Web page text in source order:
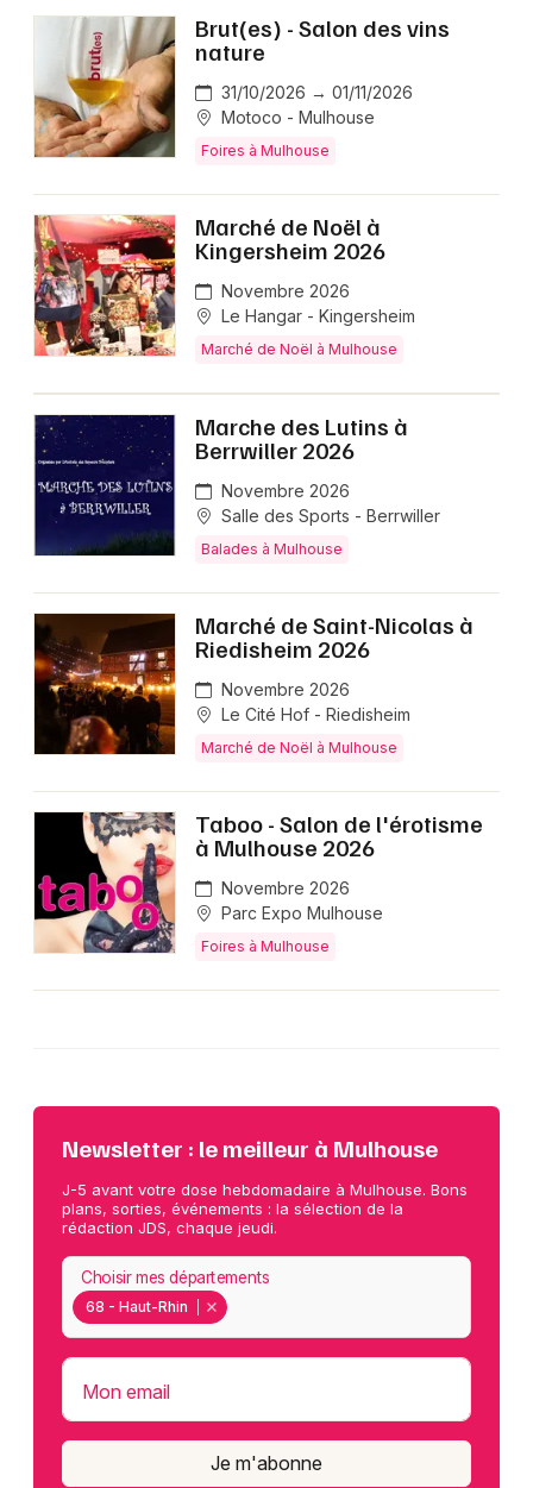
Brut(es) - Salon des vins
nature
31/10/2026 → 01/11/2026
Motoco - Mulhouse
Foires à Mulhouse
Marché de Noël à
Kingersheim 2026
Novembre 2026
Le Hangar - Kingersheim
Marché de Noël à Mulhouse
Marche des Lutins à
Berrwiller 2026
Novembre 2026
Salle des Sports - Berrwiller
Balades à Mulhouse
Marché de Saint-Nicolas à
Riedisheim 2026
Novembre 2026
Le Cité Hof - Riedisheim
Marché de Noël à Mulhouse
Taboo - Salon de l'érotisme
à Mulhouse 2026
Novembre 2026
Parc Expo Mulhouse
Foires à Mulhouse
Newsletter : le meilleur à Mulhouse
J-5 avant votre dose hebdomadaire à Mulhouse. Bons
plans, sorties, événements : la sélection de la
rédaction JDS, chaque jeudi.
68 - Haut-Rhin
Choisir mes départements
Mon email
Je m'abonne